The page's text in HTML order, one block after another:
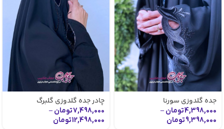
جده گلدوزی سورنا
4,398,000تومان –
9,398,000تومان
چادر جده گلدوزی گلبرگ
7,498,000تومان –
12,498,000تومان